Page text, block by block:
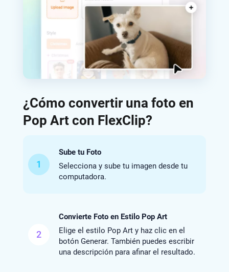
¿Cómo convertir una foto en
Pop Art con FlexClip?
1
Sube tu Foto
Selecciona y sube tu imagen desde tu
computadora.
2
Convierte Foto en Estilo Pop Art
Elige el estilo Pop Art y haz clic en el
botón Generar. También puedes escribir
una descripción para afinar el resultado.